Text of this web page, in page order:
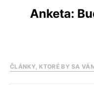
Anketa:
ČLÁNKY, KTORÉ BY SA